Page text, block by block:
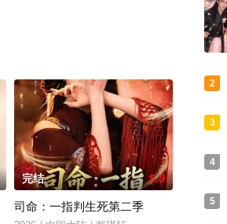
完结 5.0
司命：一指判生死第二季
2
3
4
5